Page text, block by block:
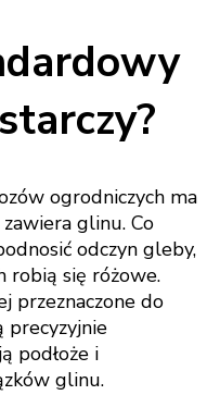
ogrodniczych ma
glinu. Co
odczyn gleby,
robią się różowe.
przeznaczone do
precyzyjnie
podłoże i
glinu.